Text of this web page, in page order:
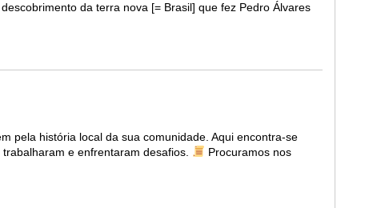
da terra nova [= Brasil] que fez Pedro Álvares
pela história local da sua comunidade. Aqui encontra-se
e enfrentaram desafios.
Procuramos nos